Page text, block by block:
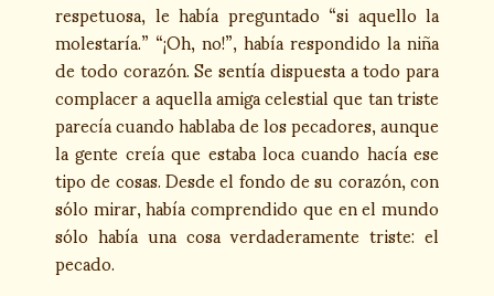
respetuosa, le había preguntado “si aquello la
molestaría.” “¡Oh, no!”, había respondido la niña
de todo corazón. Se sentía dispuesta a todo para
complacer a aquella amiga celestial que tan triste
parecía cuando hablaba de los pecadores, aunque
la gente creía que estaba loca cuando hacía ese
tipo de cosas. Desde el fondo de su corazón, con
sólo mirar, había comprendido que en el mundo
sólo había una cosa verdaderamente triste: el
pecado.